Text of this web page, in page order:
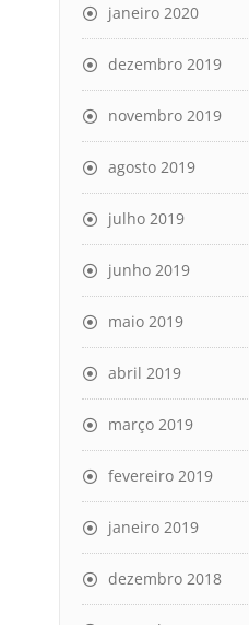
janeiro 2020
dezembro 2019
novembro 2019
agosto 2019
julho 2019
junho 2019
maio 2019
abril 2019
março 2019
fevereiro 2019
janeiro 2019
dezembro 2018